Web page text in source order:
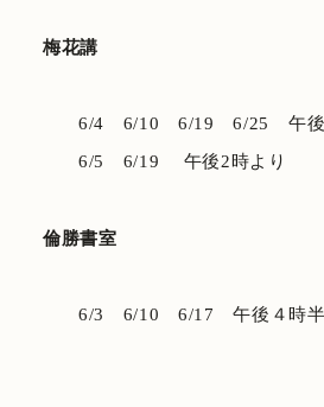
梅花講
6/4 6/10 6/19 6/25 午後
6/5 6/19 午後2時より
倫勝書室
6/3 6/10 6/17 午後４時半